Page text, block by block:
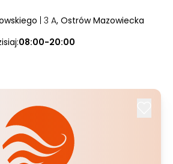
| 3 A, Ostrów Mazowiecka
08:00-20:00